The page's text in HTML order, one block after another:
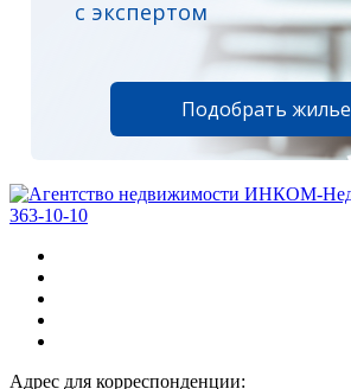
с экспертом
Подобрать жилье
363-10-10
Адрес для корреспонденции: